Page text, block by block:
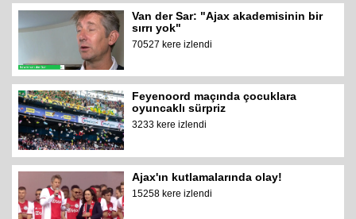
Van der Sar: "Ajax akademisinin bir
sırrı yok"
70527 kere izlendi
Feyenoord maçında çocuklara
oyuncaklı sürpriz
3233 kere izlendi
Ajax'ın kutlamalarında olay!
15258 kere izlendi